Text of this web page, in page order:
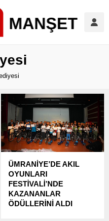
ÜMRANİYE’DE AKIL
OYUNLARI
FESTİVALİ’NDE
KAZANANLAR
ÖDÜLLERİNİ ALDI